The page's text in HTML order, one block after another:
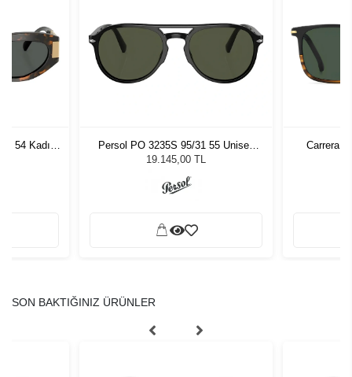
- 54 Kadın
Persol PO 3235S 95/31 55 Unisex
Güneş Gözlüğü
19.145,00 TL
Carrera
SON BAKTIĞINIZ ÜRÜNLER